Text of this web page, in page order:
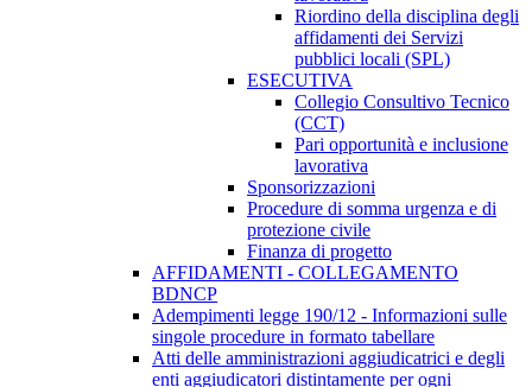
Riordino della disciplina degli
affidamenti dei Servizi
pubblici locali (SPL)
ESECUTIVA
Collegio Consultivo Tecnico
(CCT)
Pari opportunità e inclusione
lavorativa
Sponsorizzazioni
Procedure di somma urgenza e di
protezione civile
Finanza di progetto
AFFIDAMENTI - COLLEGAMENTO
BDNCP
Adempimenti legge 190/12 - Informazioni sulle
singole procedure in formato tabellare
Atti delle amministrazioni aggiudicatrici e degli
enti aggiudicatori distintamente per ogni